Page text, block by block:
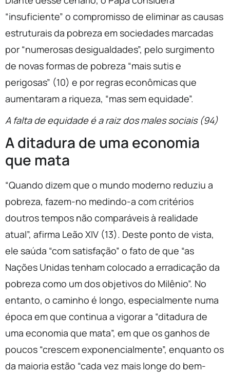
“insuficiente” o compromisso de eliminar as causas
estruturais da pobreza em sociedades marcadas
por “numerosas desigualdades”, pelo surgimento
de novas formas de pobreza “mais sutis e
perigosas” (10) e por regras econômicas que
aumentaram a riqueza, “mas sem equidade”.
A falta de equidade é a raiz dos males sociais (94)
A ditadura de uma economia
que mata
“Quando dizem que o mundo moderno reduziu a
pobreza, fazem-no medindo-a com critérios
doutros tempos não comparáveis à realidade
atual”, afirma Leão XIV (13). Deste ponto de vista,
ele saúda “com satisfação” o fato de que “as
Nações Unidas tenham colocado a erradicação da
pobreza como um dos objetivos do Milênio”. No
entanto, o caminho é longo, especialmente numa
época em que continua a vigorar a “ditadura de
uma economia que mata”, em que os ganhos de
poucos “crescem exponencialmente”, enquanto os
da maioria estão “cada vez mais longe do bem-